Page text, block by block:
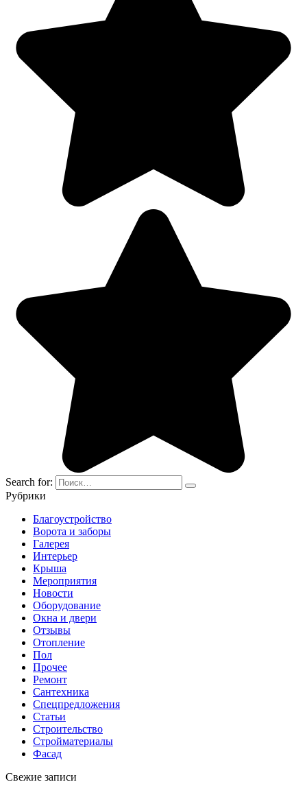
Search for:
Рубрики
Благоустройство
Ворота и заборы
Галерея
Интерьер
Крыша
Мероприятия
Новости
Оборудование
Окна и двери
Отзывы
Отопление
Пол
Прочее
Ремонт
Сантехника
Спецпредложения
Статьи
Строительство
Стройматериалы
Фасад
Свежие записи